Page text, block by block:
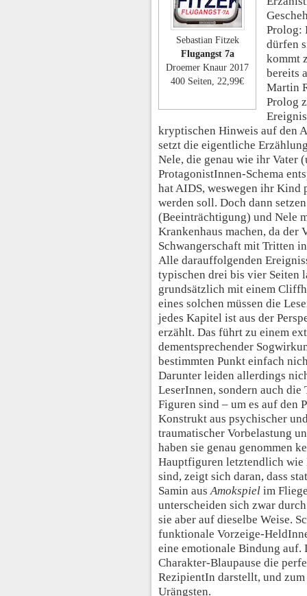
Sebastian Fitzek
Flugangst 7a
Droemer Knaur 2017
400 Seiten, 22,99€
Prolog:
dürfen
kommt
bereits
Martin
Prolog
kryptischen Hinweis auf den
setzt die eigentliche
Nele, die genau wie ihr Vater
ProtagonistInnen-Schema
hat AIDS, weswegen ihr Kind
werden soll. Doch dann
(Beeinträchtigung) und Nele
Krankenhaus machen, da der
Schwangerschaft mit Tritten
Alle darauffolgenden
typischen drei bis vier Seiten
grundsätzlich mit einem
eines solchen müssen die
jedes Kapitel ist aus der
erzählt. Das führt zu einem
dementsprechender
bestimmten Punkt einfach
Darunter leiden allerdings
LeserInnen, sondern auch
Figuren sind – um es auf den
Konstrukt aus psychischer
traumatischer Vorbelastung
haben sie genau genommen
Hauptfiguren letztendlich wie
sind, zeigt sich daran, dass
Samin ausAmokspiel im
unterscheiden sich zwar
sie aber auf dieselbe Weise.
funktionale Vorzeige-
eine emotionale Bindung auf.
Charakter-Blaupause die
RezipientIn darstellt, und
Urängsten.